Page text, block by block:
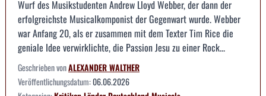
Wurf des Musikstudenten Andrew Lloyd Webber, der dann der
erfolgreichste Musicalkomponist der Gegenwart wurde. Webber
war Anfang 20, als er zusammen mit dem Texter Tim Rice die
geniale Idee verwirklichte, die Passion Jesu zu einer Rock...
Geschrieben vonALEXANDER WALTHER
Veröffentlichungsdatum:06.06.2026